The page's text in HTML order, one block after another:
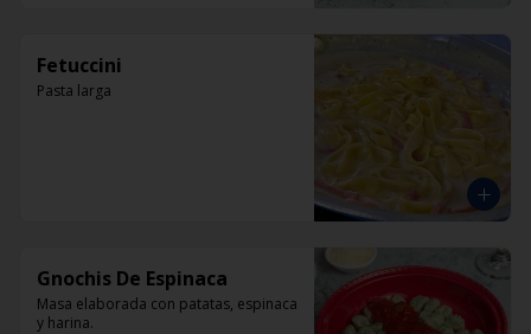
Fetuccini
Pasta larga
Gnochis De Espinaca
Masa elaborada con patatas, espinaca
y harina.